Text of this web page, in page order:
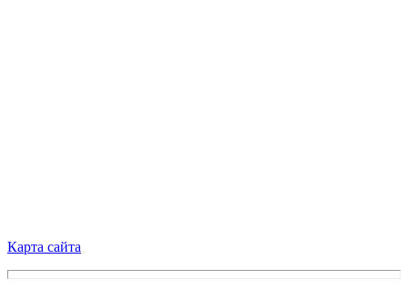
Карта сайта